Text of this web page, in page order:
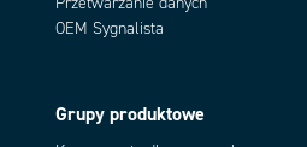
OEM Sygnalista
Grupy produktowe